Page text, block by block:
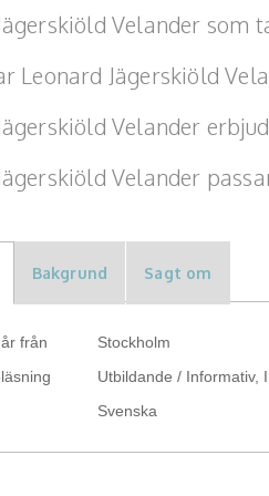
fördjupad förståelse för
Velander som
och interaktiv. Leonard skapar
och kunskapstest –
Leonard Jägerskiöld
lyhörd och
skräddarsys och levereras
Velander
inspirerande föredrag med hög
gör honom till ett mångsidigt
Velander
i fokus.
Bakgrund Sagt om
från
Stockholm
Utbildande / Informativ,
Svenska